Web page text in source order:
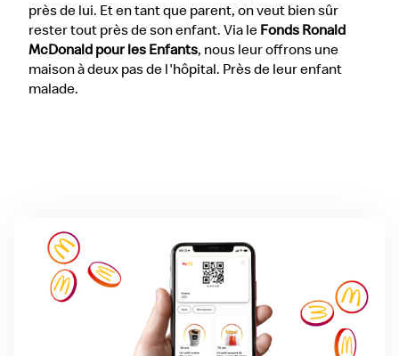
près de lui. Et en tant que parent, on veut bien sûr
rester tout près de son enfant. Via le Fonds Ronald
McDonald pour les Enfants, nous leur offrons une
maison à deux pas de l'hôpital. Près de leur enfant
malade.